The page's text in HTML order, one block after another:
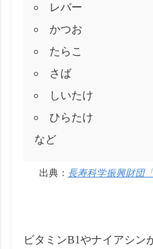
レバー
かつお
たらこ
さば
しいたけ
ひらたけ
など
出典： 長寿科学振興財団
ビタミンB1やナイアシン